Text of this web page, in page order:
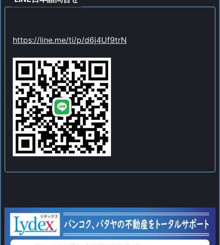
https://line.me/ti/p/d6j4Uf9trN